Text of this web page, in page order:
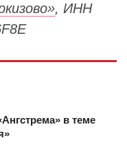
, ИНН
в теме